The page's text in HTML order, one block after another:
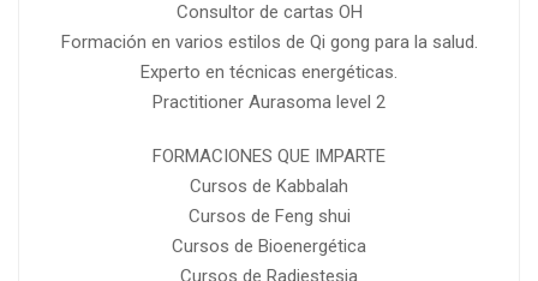
Consultor de cartas OH
Formación en varios estilos de Qi gong para la salud.
Experto en técnicas energéticas.
Practitioner Aurasoma level 2
FORMACIONES QUE IMPARTE
Cursos de Kabbalah
Cursos de Feng shui
Cursos de Bioenergética
Cursos de Radiestesia